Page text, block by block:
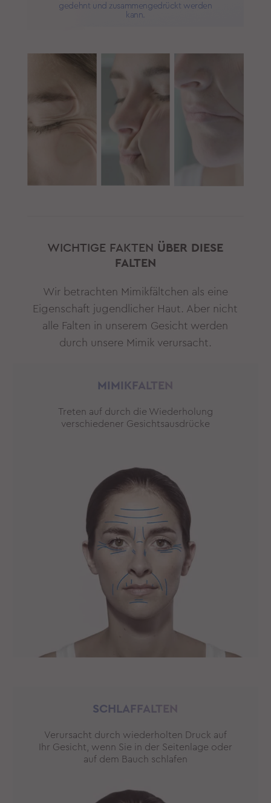
gedehnt und zusammengedrückt werden
kann.
WICHTIGE FAKTEN ÜBER DIESE
FALTEN
Wir betrachten Mimikfältchen als eine
Eigenschaft jugendlicher Haut. Aber nicht
alle Falten in unserem Gesicht werden
durch unsere Mimik verursacht.
MIMIKFALTEN
Treten auf durch die Wiederholung
verschiedener Gesichtsausdrücke
SCHLAFFALTEN
Verursacht durch wiederholten Druck auf
Ihr Gesicht, wenn Sie in der Seitenlage oder
auf dem Bauch schlafen